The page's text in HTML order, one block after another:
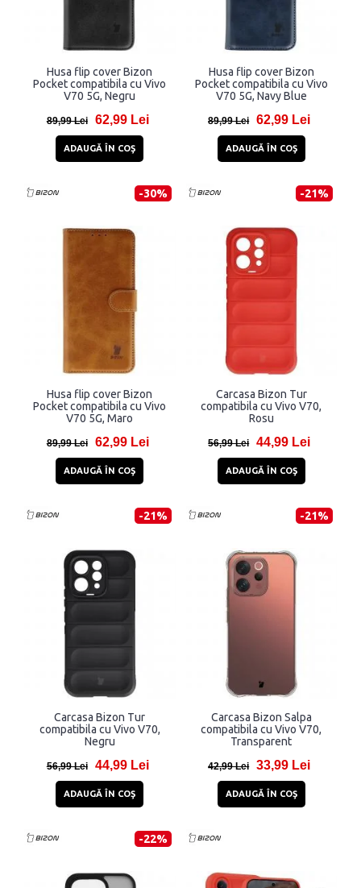
Husa flip cover Bizon
Pocket compatibila cu Vivo
V70 5G, Negru
89,99 Lei 62,99 Lei
ADAUGĂ ÎN COŞ
Husa flip cover Bizon
Pocket compatibila cu Vivo
V70 5G, Navy Blue
89,99 Lei 62,99 Lei
ADAUGĂ ÎN COŞ
-30%
Husa flip cover Bizon
Pocket compatibila cu Vivo
V70 5G, Maro
89,99 Lei 62,99 Lei
ADAUGĂ ÎN COŞ
-21%
Carcasa Bizon Tur
compatibila cu Vivo V70,
Rosu
56,99 Lei 44,99 Lei
ADAUGĂ ÎN COŞ
-21%
Carcasa Bizon Tur
compatibila cu Vivo V70,
Negru
56,99 Lei 44,99 Lei
ADAUGĂ ÎN COŞ
-21%
Carcasa Bizon Salpa
compatibila cu Vivo V70,
Transparent
42,99 Lei 33,99 Lei
ADAUGĂ ÎN COŞ
-22%